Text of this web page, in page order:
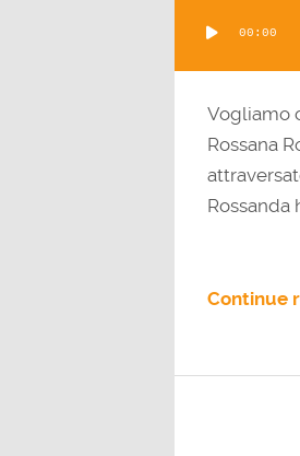
Player
00:00
Vogliamo
Rossana
Rossanda
Continue